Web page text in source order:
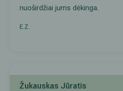
nuoširdžiai jums dėkinga.
E.Z.
Žukauskas Jūratis